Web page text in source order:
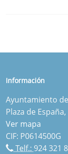
Información
Ayuntamiento
Plaza de
Ver mapa
CIF: P0614500G
Telf.: 924 321